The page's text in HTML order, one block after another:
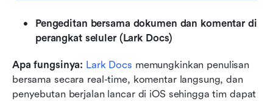
Pengeditan bersama dokumen dan komentar di
perangkat seluler (Lark Docs)
Apa fungsinya: Lark Docs memungkinkan penulisan
bersama secara real-time, komentar langsung, dan
penyebutan berjalan lancar di iOS sehingga tim dapat